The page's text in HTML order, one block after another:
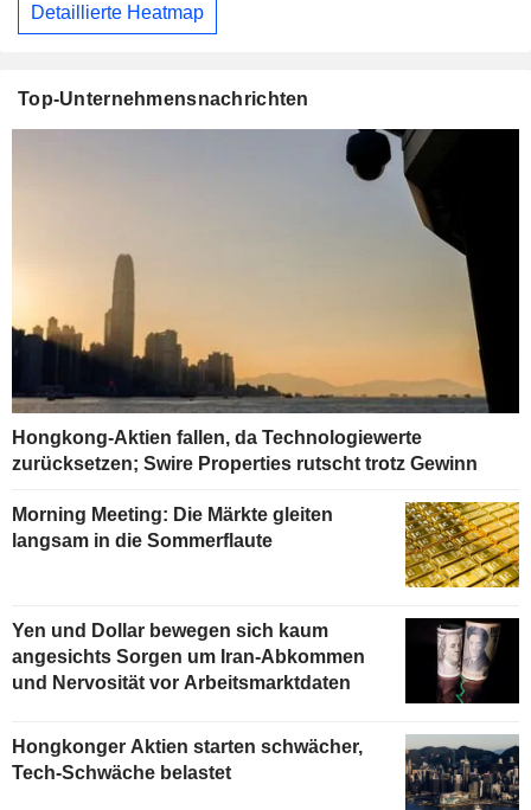
Detaillierte Heatmap
Top-Unternehmensnachrichten
Hongkong-Aktien fallen, da Technologiewerte
zurücksetzen; Swire Properties rutscht trotz Gewinn
Morning Meeting: Die Märkte gleiten
langsam in die Sommerflaute
Yen und Dollar bewegen sich kaum
angesichts Sorgen um Iran-Abkommen
und Nervosität vor Arbeitsmarktdaten
Hongkonger Aktien starten schwächer,
Tech-Schwäche belastet